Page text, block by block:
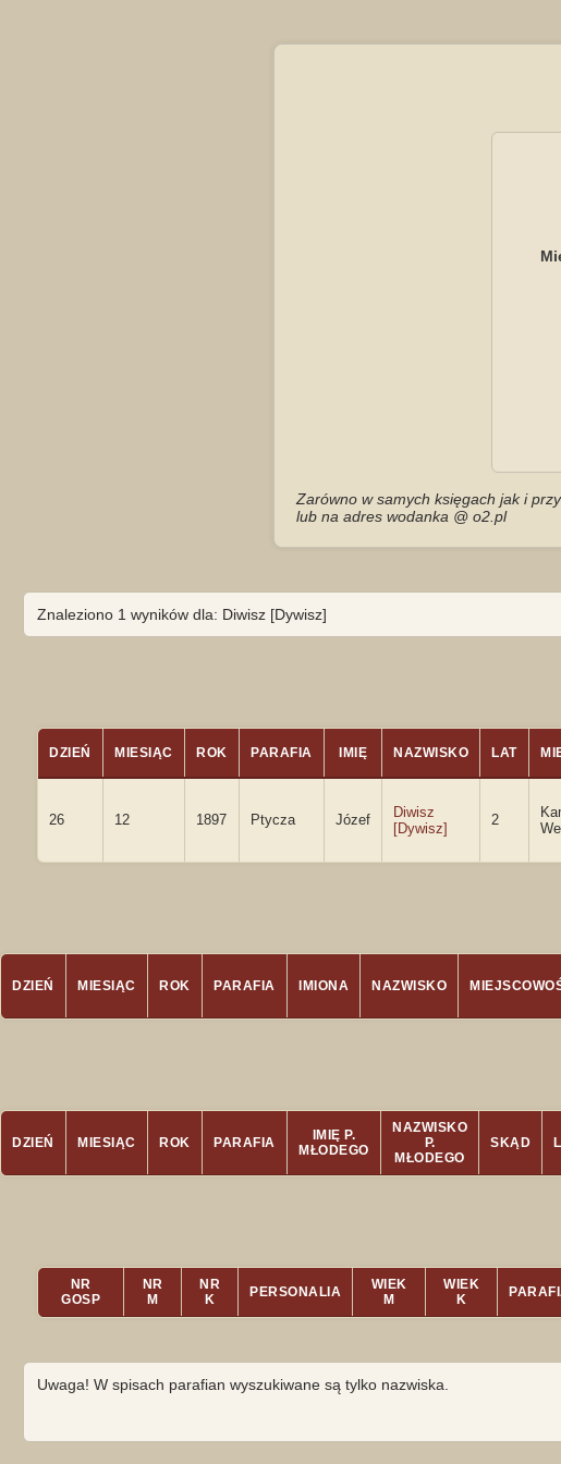
Zarówno w samych księgach jak i
lub na adres wodanka @ o2.pl
Znaleziono 1 wyników dla: Diwisz [Dywisz]
DZIEŃ MIESIĄC ROK PARAFIA IMIĘ NAZWISKO LAT
26 12 1897 Ptycza Józef
Diwisz
[Dywisz]
2
DZIEŃ MIESIĄC ROK PARAFIA IMIONA NAZWISKO
DZIEŃ MIESIĄC ROK PARAFIA
IMIĘ P.
MŁODEGO
NAZWISKO
P.
MŁODEGO
SKĄD
NR
GOSP
NR
M
NR
K
PERSONALIA
WIEK
M
WIEK
K
Uwaga! W spisach parafian wyszukiwane są tylko nazwiska.